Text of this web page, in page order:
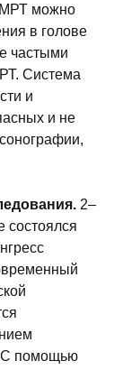
МРТ можно
в голове
частыми
Система
и
и не
2–
состоялся
С помощью